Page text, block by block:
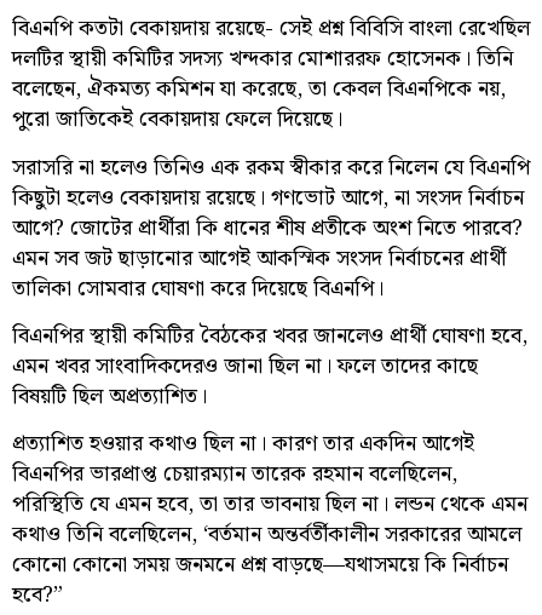
বিএনপি কতটা বেকায়দায় রয়েছে- সেই প্রশ্ন বিবিসি বাংলা রেখেছিল
দলটির স্থায়ী কমিটির সদস্য খন্দকার মোশাররফ হোসেনক। তিনি
বলেছেন, ঐকমত্য কমিশন যা করেছে, তা কেবল বিএনপিকে নয়,
পুরো জাতিকেই বেকায়দায় ফেলে দিয়েছে।
সরাসরি না হলেও তিনিও এক রকম স্বীকার করে নিলেন যে বিএনপি
কিছুটা হলেও বেকায়দায় রয়েছে। গণভোট আগে, না সংসদ নির্বাচন
আগে? জোটের প্রার্থীরা কি ধানের শীষ প্রতীকে অংশ নিতে পারবে?
এমন সব জট ছাড়ানোর আগেই আকস্মিক সংসদ নির্বাচনের প্রার্থী
তালিকা সোমবার ঘোষণা করে দিয়েছে বিএনপি।
বিএনপির স্থায়ী কমিটির বৈঠকের খবর জানলেও প্রার্থী ঘোষণা হবে,
এমন খবর সাংবাদিকদেরও জানা ছিল না। ফলে তাদের কাছে
বিষয়টি ছিল অপ্রত্যাশিত।
প্রত্যাশিত হওয়ার কথাও ছিল না। কারণ তার একদিন আগেই
বিএনপির ভারপ্রাপ্ত চেয়ারম্যান তারেক রহমান বলেছিলেন,
পরিস্থিতি যে এমন হবে, তা তার ভাবনায় ছিল না। লন্ডন থেকে এমন
কথাও তিনি বলেছিলেন, ‘বর্তমান অন্তর্বর্তীকালীন সরকারের আমলে
কোনো কোনো সময় জনমনে প্রশ্ন বাড়ছে—যথাসময়ে কি নির্বাচন
হবে?”